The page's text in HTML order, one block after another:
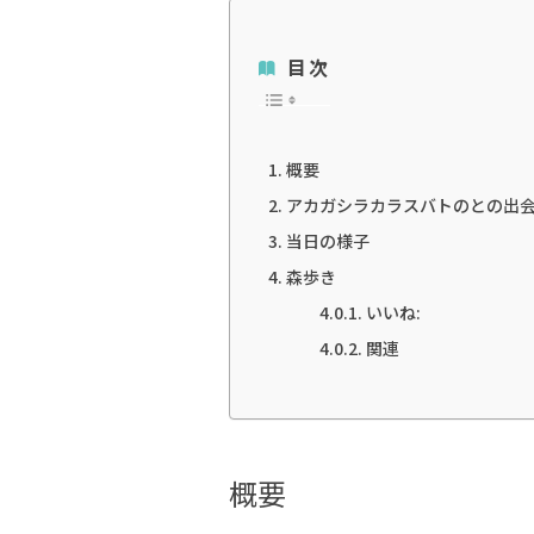
目次
概要
アカガシラカラスバトのとの出
当日の様子
森歩き
いいね:
関連
概要